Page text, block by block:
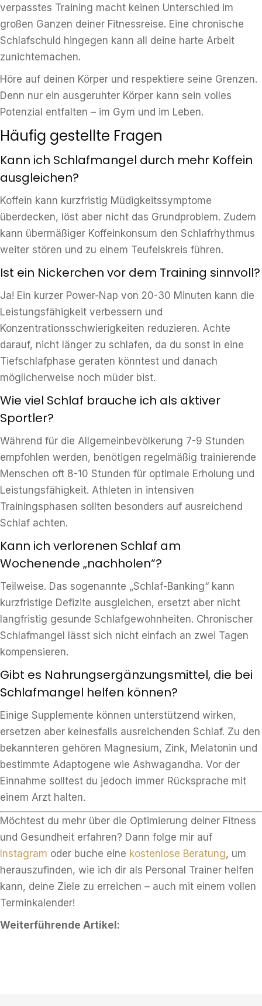
verpasstes Training macht keinen Unterschied im
großen Ganzen deiner Fitnessreise. Eine chronische
Schlafschuld hingegen kann all deine harte Arbeit
zunichtemachen.
Höre auf deinen Körper und respektiere seine Grenzen.
Denn nur ein ausgeruhter Körper kann sein volles
Potenzial entfalten – im Gym und im Leben.
Häufig gestellte Fragen
Kann ich Schlafmangel durch mehr Koffein
ausgleichen?
Koffein kann kurzfristig Müdigkeitssymptome
überdecken, löst aber nicht das Grundproblem. Zudem
kann übermäßiger Koffeinkonsum den Schlafrhythmus
weiter stören und zu einem Teufelskreis führen.
Ist ein Nickerchen vor dem Training sinnvoll?
Ja! Ein kurzer Power-Nap von 20-30 Minuten kann die
Leistungsfähigkeit verbessern und
Konzentrationsschwierigkeiten reduzieren. Achte
darauf, nicht länger zu schlafen, da du sonst in eine
Tiefschlafphase geraten könntest und danach
möglicherweise noch müder bist.
Wie viel Schlaf brauche ich als aktiver
Sportler?
Während für die Allgemeinbevölkerung 7-9 Stunden
empfohlen werden, benötigen regelmäßig trainierende
Menschen oft 8-10 Stunden für optimale Erholung und
Leistungsfähigkeit. Athleten in intensiven
Trainingsphasen sollten besonders auf ausreichend
Schlaf achten.
Kann ich verlorenen Schlaf am
Wochenende „nachholen“?
Teilweise. Das sogenannte „Schlaf-Banking“ kann
kurzfristige Defizite ausgleichen, ersetzt aber nicht
langfristig gesunde Schlafgewohnheiten. Chronischer
Schlafmangel lässt sich nicht einfach an zwei Tagen
kompensieren.
Gibt es Nahrungsergänzungsmittel, die bei
Schlafmangel helfen können?
Einige Supplemente können unterstützend wirken,
ersetzen aber keinesfalls ausreichenden Schlaf. Zu den
bekannteren gehören Magnesium, Zink, Melatonin und
bestimmte Adaptogene wie Ashwagandha. Vor der
Einnahme solltest du jedoch immer Rücksprache mit
einem Arzt halten.
Möchtest du mehr über die Optimierung deiner Fitness
und Gesundheit erfahren? Dann folge mir auf
Instagram oder buche eine kostenlose Beratung, um
herauszufinden, wie ich dir als Personal Trainer helfen
kann, deine Ziele zu erreichen – auch mit einem vollen
Terminkalender!
Weiterführende Artikel: